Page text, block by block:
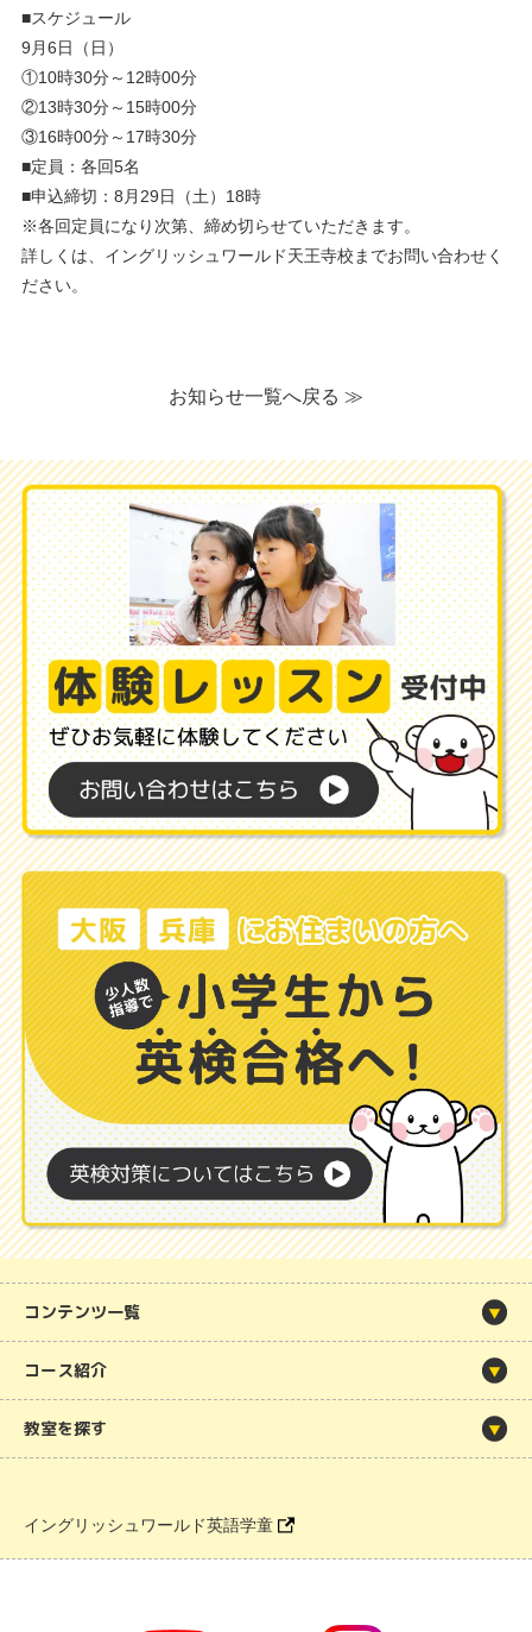
■スケジュール
9月6日（日）
①10時30分～12時00分
②13時30分～15時00分
③16時00分～17時30分
■定員：各回5名
■申込締切：8月29日（土）18時
※各回定員になり次第、締め切らせていただきます。
詳しくは、イングリッシュワールド天王寺校までお問い合わせく
ださい。
お知らせ一覧へ戻る ≫
コンテンツ一覧
コース紹介
教室を探す
イングリッシュワールド英語学童